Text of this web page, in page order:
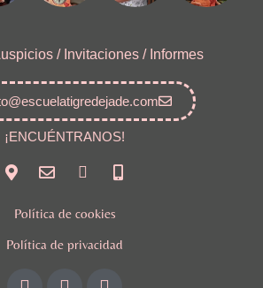
/ Invitaciones / Informes
¡ENCUÉNTRANOS!
Política de cookies
Política de privacidad